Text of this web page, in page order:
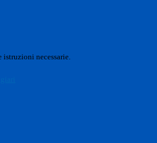
necessarie.